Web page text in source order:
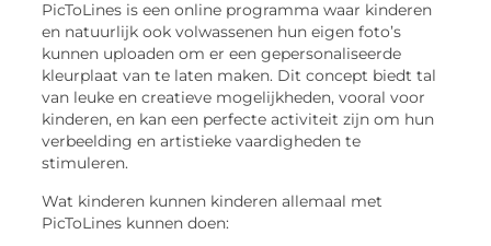
PicToLines is een online programma waar kinderen
en natuurlijk ook volwassenen hun eigen foto’s
kunnen uploaden om er een gepersonaliseerde
kleurplaat van te laten maken. Dit concept biedt tal
van leuke en creatieve mogelijkheden, vooral voor
kinderen, en kan een perfecte activiteit zijn om hun
verbeelding en artistieke vaardigheden te
stimuleren.
Wat kinderen kunnen kinderen allemaal met
PicToLines kunnen doen: